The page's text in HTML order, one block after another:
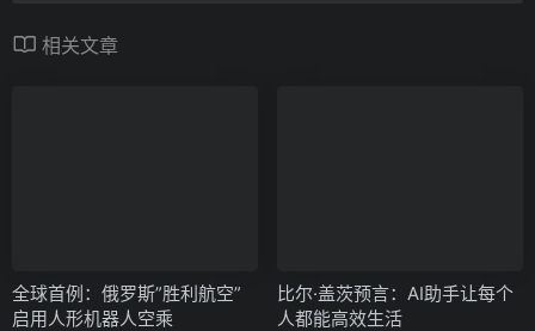
相关文章
全球首例：俄罗斯”胜利航空”
启用人形机器人空乘
比尔·盖茨预言：AI助手让每个
人都能高效生活